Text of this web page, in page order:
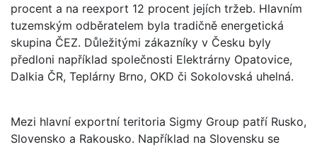
procent a na reexport 12 procent jejích tržeb. Hlavním
tuzemským odběratelem byla tradičně energetická
skupina ČEZ. Důležitými zákazníky v Česku byly
předloni například společnosti Elektrárny Opatovice,
Dalkia ČR, Teplárny Brno, OKD či Sokolovská uhelná.
Mezi hlavní exportní teritoria Sigmy Group patří Rusko,
Slovensko a Rakousko. Například na Slovensku se